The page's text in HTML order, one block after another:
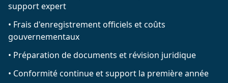
support expert
• Frais d'enregistrement officiels et coûts
gouvernementaux
• Préparation de documents et révision juridique
• Conformité continue et support la première année